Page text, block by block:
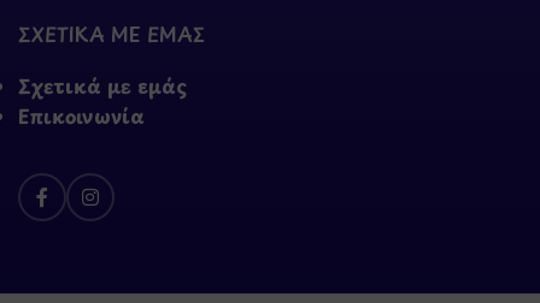
ΣΧΕΤΙΚΑ ΜΕ ΕΜΑΣ
Σχετικά με εμάς
Επικοινωνία